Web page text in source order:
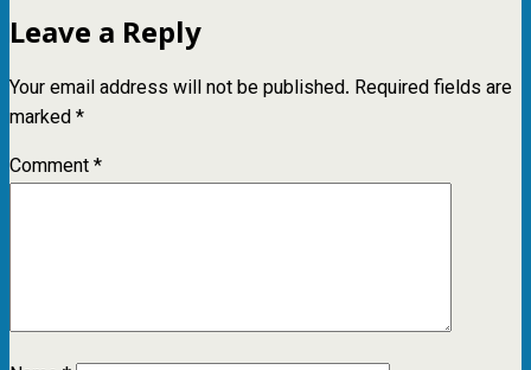
Leave a Reply
Your email address will not be published. Required fields are
marked*
Comment*